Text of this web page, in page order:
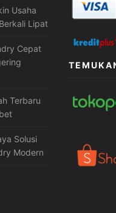
Usaha
Lipat
Cepat
Terbaru
Solusi
Modern